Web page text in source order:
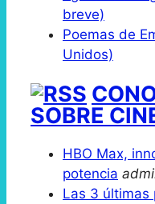
breve)
Poemas de
Unidos)
SOBRE
HBO Max,
potencia
Las 3 últimas